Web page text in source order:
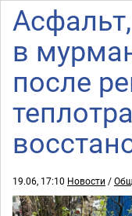
в
после
19.06, 17:10 Новости /